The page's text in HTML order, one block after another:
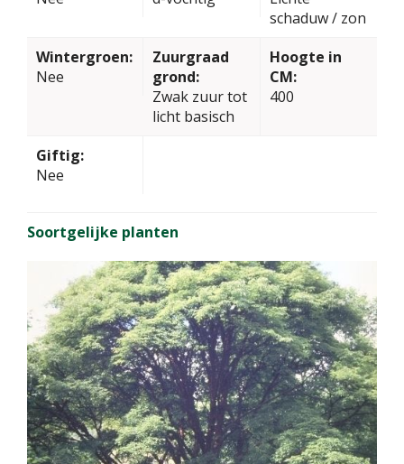
schaduw / zon
Wintergroen:
Nee
Zuurgraad
grond:
Zwak zuur tot
licht basisch
Hoogte in
CM:
400
Giftig:
Nee
Soortgelijke planten